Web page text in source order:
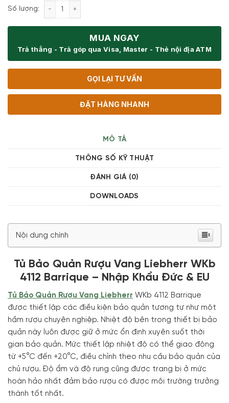
Số lượng: Tủ bảo quản rượu vang Liebherr WKb 4112
MUA NGAY
Trả thẳng - Trả góp qua Visa, Master - Thẻ nội địa ATM
GỌI LẠI TƯ VẤN
ĐẶT HÀNG NHANH
MÔ TẢ
THÔNG SỐ KỸ THUẬT
ĐÁNH GIÁ (0)
DOWNLOADS
Nội dung chính
Tủ Bảo Quản Rượu Vang Liebherr WKb
4112 Barrique – Nhập Khẩu Đức & EU
Tủ Bảo Quản Rượu Vang Liebherr WKb 4112 Barrique
được thiết lập các điều kiện bảo quản tương tự như một
hầm rượu chuyên nghiệp. Nhiệt độ bên trong thiết bị bảo
quản này luôn được giữ ở mức ổn định xuyên suốt thời
gian bảo quản. Mức thiết lập nhiệt độ có thể giao động
từ +5°C đến +20°C, điều chỉnh theo nhu cầu bảo quản của
chủ rượu. Độ ẩm và độ rung cũng được trang bị ở mức
hoàn hảo nhất đảm bảo rượu có được môi trường trưởng
thành tốt nhất.